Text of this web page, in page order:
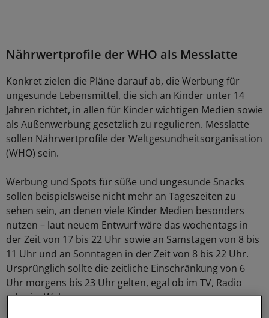
Nährwertprofile der WHO als Messlatte
Konkret zielen die Pläne darauf ab, die Werbung für
ungesunde Lebensmittel, die sich an Kinder unter 14
Jahren richtet, in allen für Kinder wichtigen Medien sowie
als Außenwerbung gesetzlich zu regulieren. Messlatte
sollen Nährwertprofile der Weltgesundheitsorganisation
(WHO) sein.
Werbung und Spots für süße und ungesunde Snacks
sollen beispielsweise nicht mehr an Tageszeiten zu
sehen sein, an denen viele Kinder Medien besonders
nutzen – laut neuem Entwurf wäre das wochentags in
der Zeit von 17 bis 22 Uhr sowie an Samstagen von 8 bis
11 Uhr und an Sonntagen in der Zeit von 8 bis 22 Uhr.
Ursprünglich sollte die zeitliche Einschränkung von 6
Uhr morgens bis 23 Uhr gelten, egal ob im TV, Radio
oder im Web.